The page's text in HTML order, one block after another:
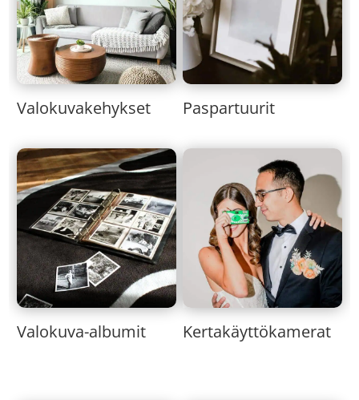
Valokuvakehykset Paspartuurit
Valokuva-albumit Kertakäyttökamerat